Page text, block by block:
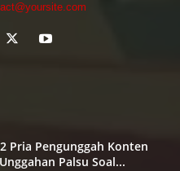
Pria Pengunggah Konten
Palsu Soal...